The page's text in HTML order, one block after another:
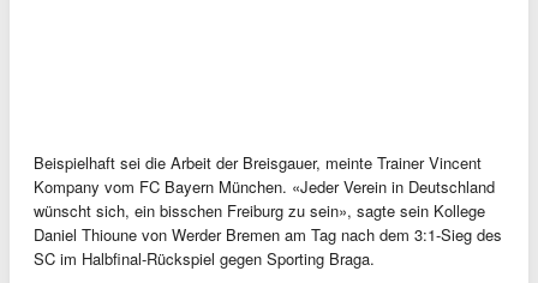
Beispielhaft sei die Arbeit der Breisgauer, meinte Trainer Vincent
Kompany vom FC Bayern München. «Jeder Verein in Deutschland
wünscht sich, ein bisschen Freiburg zu sein», sagte sein Kollege
Daniel Thioune von Werder Bremen am Tag nach dem 3:1-Sieg des
SC im Halbfinal-Rückspiel gegen Sporting Braga.